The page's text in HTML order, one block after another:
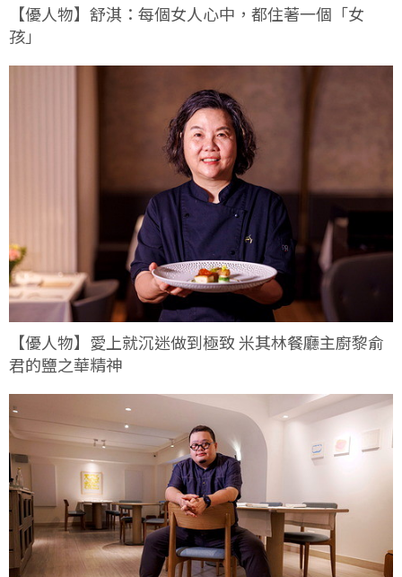
【優人物】舒淇：每個女人心中，都住著一個「女
孩」
【優人物】愛上就沉迷做到極致 米其林餐廳主廚黎俞
君的鹽之華精神